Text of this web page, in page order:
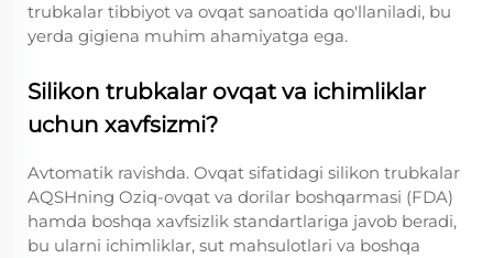
trubkalar tibbiyot va ovqat sanoatida qo'llaniladi, bu
yerda gigiena muhim ahamiyatga ega.
Silikon trubkalar ovqat va ichimliklar
uchun xavfsizmi?
Avtomatik ravishda. Ovqat sifatidagi silikon trubkalar
AQSHning Oziq-ovqat va dorilar boshqarmasi (FDA)
hamda boshqa xavfsizlik standartlariga javob beradi,
bu ularni ichimliklar, sut mahsulotlari va boshqa